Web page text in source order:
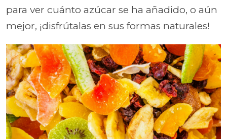
para ver cuánto azúcar se ha añadido, o aún
mejor, ¡disfrútalas en sus formas naturales!